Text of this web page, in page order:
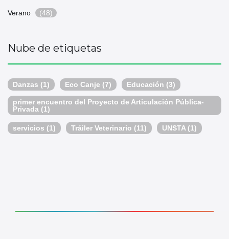
Verano (48)
Nube de etiquetas
Danzas (1) Eco Canje (7) Educación (3)
primer encuentro del Proyecto de Articulación Pública-
Privada (1)
servicios (1) Tráiler Veterinario (11) UNSTA(1)